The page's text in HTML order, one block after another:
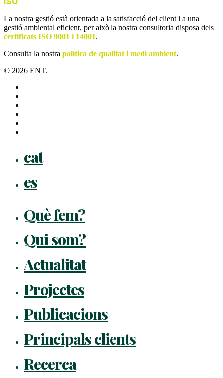
La nostra gestió està orientada a la satisfacció del client i a una
gestió ambiental eficient, per això la nostra consultoria disposa dels
certificats ISO 9001 i 14001.
Consulta la nostra política de qualitat i medi ambient.
© 2026 ENT.
cat
es
Què fem?
Qui som?
Actualitat
Projectes
Publicacions
Principals clients
Recerca